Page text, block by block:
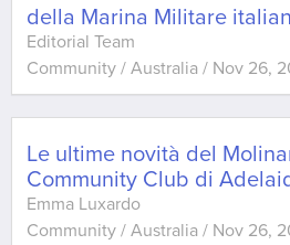
della Marina Militare
Editorial Team
Community / Australia / Nov 26,
Le ultime novità del
Community Club di
Emma Luxardo
Community / Australia / Nov 26,